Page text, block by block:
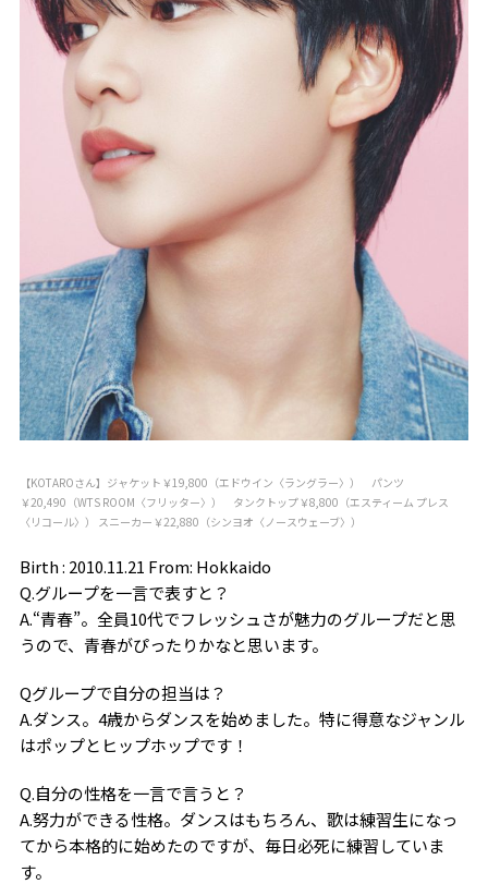
【KOTAROさん】ジャケット￥19,800（エドウイン〈ラングラー〉） パンツ
￥20,490（WTS ROOM〈フリッター〉） タンクトップ￥8,800（エスティーム プレス
〈リコール〉） スニーカー￥22,880（シンヨオ〈ノースウェーブ〉）
Birth : 2010.11.21 From: Hokkaido
Q.グループを一言で表すと？
A.“青春”。全員10代でフレッシュさが魅力のグループだと思
うので、青春がぴったりかなと思います。
Qグループで自分の担当は？
A.ダンス。4歳からダンスを始めました。特に得意なジャンル
はポップとヒップホップです！
Q.自分の性格を一言で言うと？
A.努力ができる性格。ダンスはもちろん、歌は練習生になっ
てから本格的に始めたのですが、毎日必死に練習していま
す。